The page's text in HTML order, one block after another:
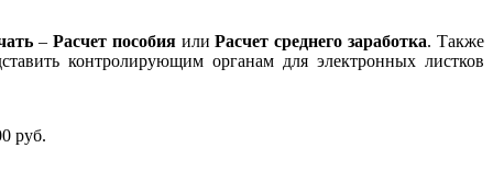
– Расчет пособияилиРасчет среднего заработка. Также
контролирующим органам для электронных листков
руб.